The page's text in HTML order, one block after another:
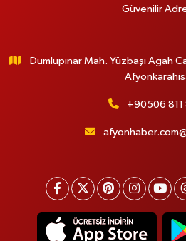
Güvenilir
Dumlupınar Mah. Yüzbaşı Agah
+90506 811